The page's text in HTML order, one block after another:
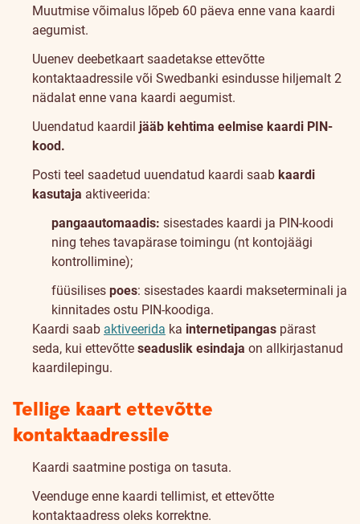
Muutmise võimalus lõpeb 60 päeva enne vana kaardi
aegumist.
Uuenev deebetkaart saadetakse ettevõtte
kontaktaadressile või Swedbanki esindusse hiljemalt 2
nädalat enne vana kaardi aegumist.
Uuendatud kaardil jääb kehtima eelmise kaardi PIN-
kood.
Posti teel saadetud uuendatud kaardi saab kaardi
kasutaja aktiveerida:
pangaautomaadis: sisestades kaardi ja PIN-koodi
ning tehes tavapärase toimingu (nt kontojäägi
kontrollimine);
füüsilises poes: sisestades kaardi makseterminali ja
kinnitades ostu PIN-koodiga.
Kaardi saab aktiveerida ka internetipangas pärast
seda, kui ettevõtte seaduslik esindaja on allkirjastanud
kaardilepingu.
Tellige kaart ettevõtte
kontaktaadressile
Kaardi saatmine postiga on tasuta.
Veenduge enne kaardi tellimist, et ettevõtte
kontaktaadress oleks korrektne.